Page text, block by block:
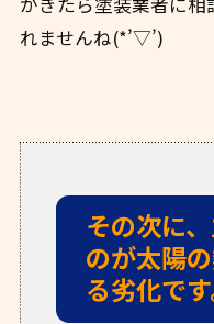
れませんね(*’▽’)
その次に
のが太陽
る劣化です